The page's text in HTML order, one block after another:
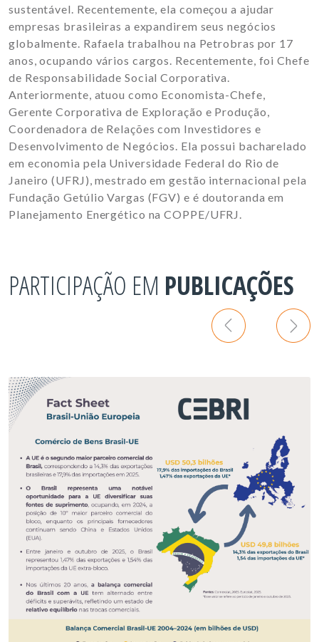
sustentável. Recentemente, ela começou a ajudar
empresas brasileiras a expandirem seus negócios
globalmente. Rafaela trabalhou na Petrobras por 17
anos, ocupando vários cargos. Recentemente, foi Chefe
de Responsabilidade Social Corporativa.
Anteriormente, atuou como Economista-Chefe,
Gerente Corporativa de Exploração e Produção,
Coordenadora de Relações com Investidores e
Desenvolvimento de Negócios. Ela possui bacharelado
em economia pela Universidade Federal do Rio de
Janeiro (UFRJ), mestrado em gestão internacional pela
Fundação Getúlio Vargas (FGV) e é doutoranda em
Planejamento Energético na COPPE/UFRJ.
PARTICIPAÇÃO EM PUBLICAÇÕES